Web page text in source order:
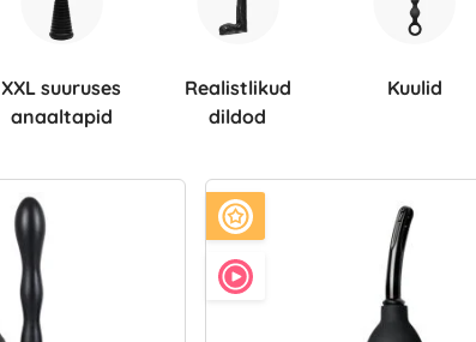
XXL suuruses
anaaltapid
Realistlikud
dildod
Kuulid